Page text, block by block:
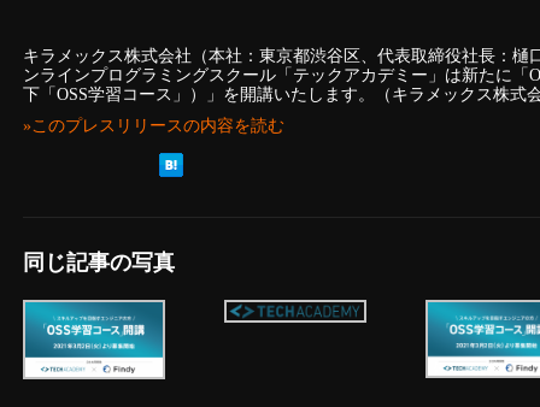
キラメックス株式会社（本社：東京都渋谷区、代表取締役社長：樋
ンラインプログラミングスクール「テックアカデミー」は新たに「
下「OSS学習コース」）」を開講いたします。（キラメックス株式
»このプレスリリースの内容を読む
同じ記事の写真